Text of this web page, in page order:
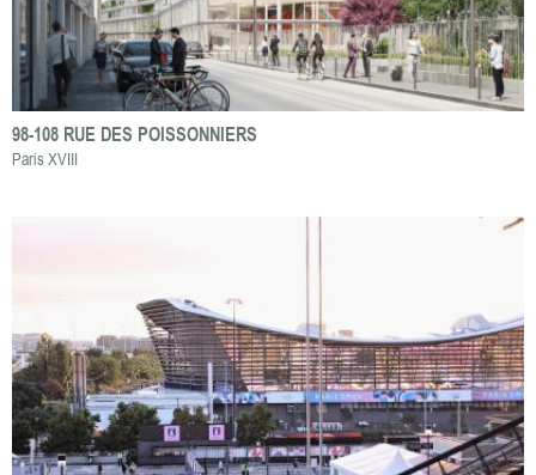
98-108 RUE DES POISSONNIERS
Paris XVIII